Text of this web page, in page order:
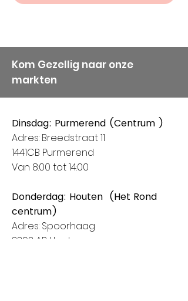
Kom Gezellig naar onze
markten
Dinsdag: Purmerend (Centrum )
Adres: Breedstraat 11
1441CB Purmerend
Van 8:00 tot 14:00
Donderdag: Houten (Het Rond
centrum)
Adres: Spoorhaag
3393 AB Houten